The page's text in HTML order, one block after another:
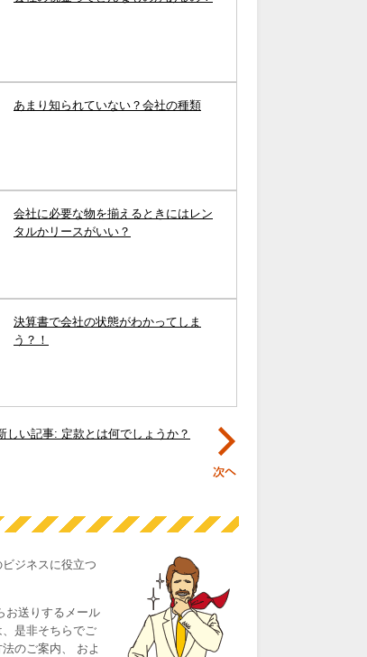
あまり知られていない？会社の種類
会社に必要な物を揃えるときにはレン
タルかリースがいい？
決算書で会社の状態がわかってしま
う？！
しい記事: 定款とは何でしょうか？
ジネスに役立つ
お送りするメール
是非そちらでご
のご案内、 およ